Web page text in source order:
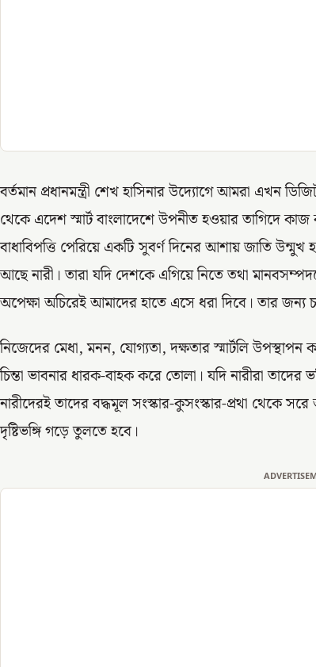
বর্তমান প্রধানমন্ত্রী শেখ হাসিনার উদ্যোগে আমরা এখন
থেকে এদেশ স্মার্ট বাংলাদেশে উপনীত হওয়ার তাগিদে কাজ
বাধাবিপত্তি পেরিয়ে একটি সুবর্ণ দিনের আশায় জাতি
আছে নারী। তারা যদি দেশকে এগিয়ে নিতে তথা
অপেক্ষা অচিরেই আমাদের হাতে এসে ধরা দিবে। তার জন্য
নিজেদের মেধা, মনন, যোগ্যতা, দক্ষতার স্মার্টলি উপস্থাপন
চিন্তা ভাবনার ধারক-বাহক করে তোলা। যদি নারীরা
নারীদেরই তাদের বদ্ধমূল সংস্কার-কুসংস্কার-প্রথা থেকে
দৃষ্টিভঙ্গি গড়ে তুলতে হবে।